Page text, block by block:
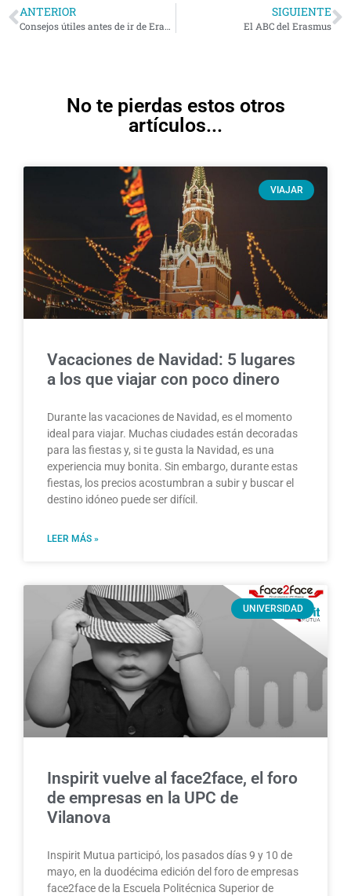
ANTERIOR
Consejos útiles antes de ir de Erasmus
SIGUIENTE
El ABC del Erasmus
No te pierdas estos otros
artículos...
VIAJAR
Vacaciones de Navidad: 5 lugares
a los que viajar con poco dinero
Durante las vacaciones de Navidad, es el momento
ideal para viajar. Muchas ciudades están decoradas
para las fiestas y, si te gusta la Navidad, es una
experiencia muy bonita. Sin embargo, durante estas
fiestas, los precios acostumbran a subir y buscar el
destino idóneo puede ser difícil.
LEER MÁS »
UNIVERSIDAD
Inspirit vuelve al face2face, el foro
de empresas en la UPC de
Vilanova
Inspirit Mutua participó, los pasados días 9 y 10 de
mayo, en la duodécima edición del foro de empresas
face2face de la Escuela Politécnica Superior de